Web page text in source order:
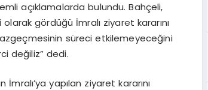
açıklamalarda bulundu. Bahçeli,
gördüğü İmralı ziyaret kararını
süreci etkilemeyeceğini
değiliz” dedi.
yapılan ziyaret kararını